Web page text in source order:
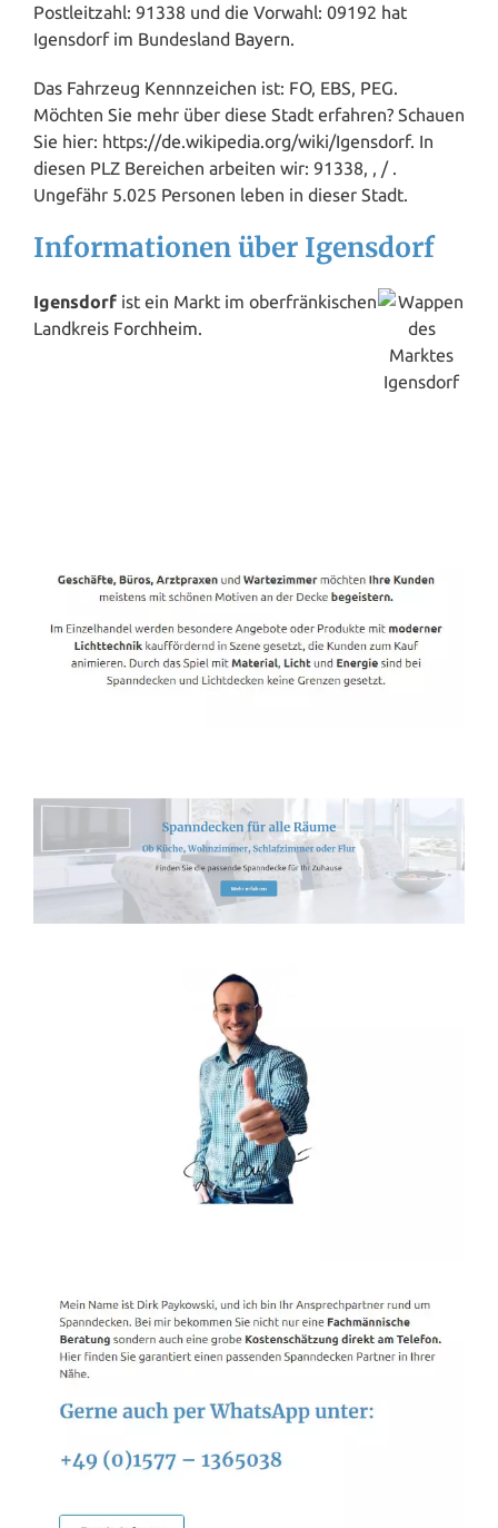
Postleitzahl: 91338 und die Vorwahl: 09192 hat
Igensdorf im Bundesland Bayern.
Das Fahrzeug Kennnzeichen ist: FO, EBS, PEG.
Möchten Sie mehr über diese Stadt erfahren? Schauen
Sie hier: https://de.wikipedia.org/wiki/Igensdorf. In
diesen PLZ Bereichen arbeiten wir: 91338, , / .
Ungefähr 5.025 Personen leben in dieser Stadt.
Informationen über Igensdorf
Igensdorf ist ein Markt im oberfränkischen
Landkreis Forchheim.